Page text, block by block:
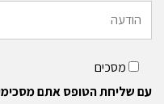
מסכים
עם שליחת הטופס אתם